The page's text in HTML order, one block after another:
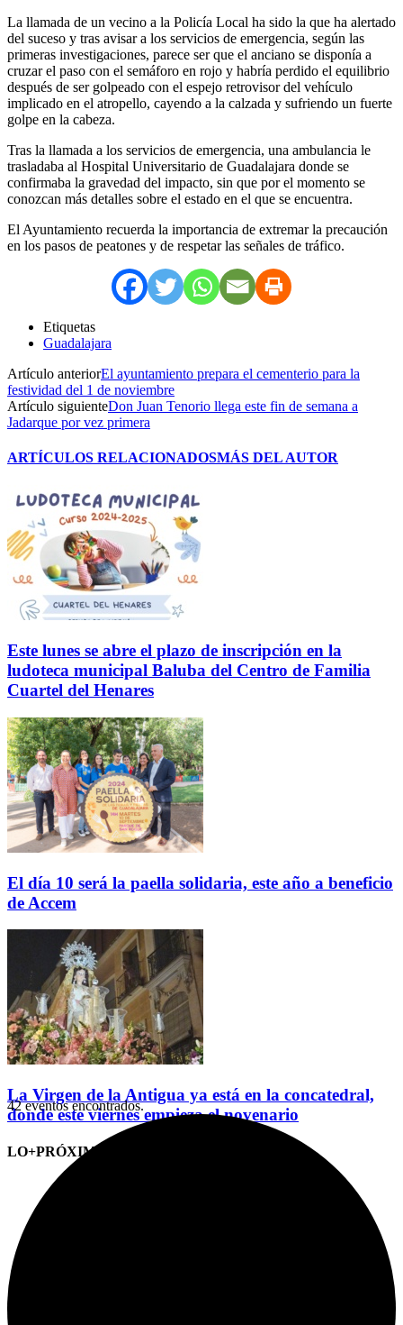
La llamada de un vecino a la Policía Local ha sido la que ha alertado
del suceso y tras avisar a los servicios de emergencia, según las
primeras investigaciones, parece ser que el anciano se disponía a
cruzar el paso con el semáforo en rojo y habría perdido el equilibrio
después de ser golpeado con el espejo retrovisor del vehículo
implicado en el atropello, cayendo a la calzada y sufriendo un fuerte
golpe en la cabeza.
Tras la llamada a los servicios de emergencia, una ambulancia le
trasladaba al Hospital Universitario de Guadalajara donde se
confirmaba la gravedad del impacto, sin que por el momento se
conozcan más detalles sobre el estado en el que se encuentra.
El Ayuntamiento recuerda la importancia de extremar la precaución
en los pasos de peatones y de respetar las señales de tráfico.
Etiquetas
Guadalajara
Artículo anteriorEl ayuntamiento prepara el cementerio para la
festividad del 1 de noviembre
Artículo siguienteDon Juan Tenorio llega este fin de semana a
Jadarque por vez primera
ARTÍCULOS RELACIONADOSMÁS DEL AUTOR
Este lunes se abre el plazo de inscripción en la
ludoteca municipal Baluba del Centro de Familia
Cuartel del Henares
El día 10 será la paella solidaria, este año a beneficio
de Accem
La Virgen de la Antigua ya está en la concatedral,
donde este viernes empieza el novenario
LO+PRÓXIMO (CITAS)
42 eventos encontrados.